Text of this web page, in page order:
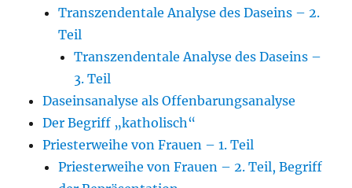
Transzendentale Analyse des Daseins – 2.
Teil
Transzendentale Analyse des Daseins –
3. Teil
Daseinsanalyse als Offenbarungsanalyse
Der Begriff „katholisch“
Priesterweihe von Frauen – 1. Teil
Priesterweihe von Frauen – 2. Teil, Begriff